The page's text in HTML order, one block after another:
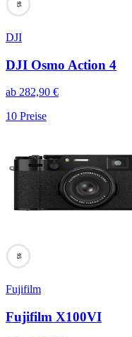
95
DJI
DJI Osmo Action 4
ab 282,90 €
10 Preise
95
Fujifilm
Fujifilm X100VI